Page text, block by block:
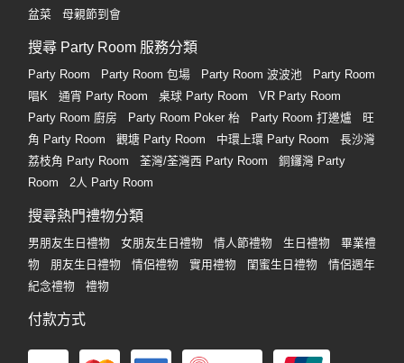
盆菜
母親節到會
搜尋 Party Room 服務分類
Party Room Party Room 包場 Party Room 波波池
Party Room
唱K
通宵 Party Room 桌球 Party Room
VR Party Room
Party Room 廚房
Party Room Poker 枱 Party Room 打邊爐
旺
角 Party Room
觀塘 Party Room 中環上環 Party Room
長沙灣
荔枝角 Party Room
荃灣/荃灣西 Party Room
銅鑼灣 Party
Room
2人 Party Room
搜尋熱門禮物分類
男朋友生日禮物 女朋友生日禮物 情人節禮物 生日禮物
畢業禮
物
朋友生日禮物 情侶禮物 實用禮物 閨蜜生日禮物
情侶週年
紀念禮物
禮物
付款方式